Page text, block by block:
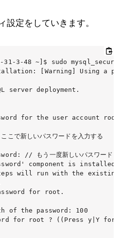
設定をしていきます。
31-3-48 ~]$ sudo
[Warning] Using a
server deployment.
for the user account
で新しいパスワードを入力する
// もう一度新しいパスワードを
component is installed
will run with the
for root.
of the password: 100
for root ? ((Press y|Y